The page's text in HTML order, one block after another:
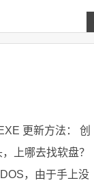
更新方法： 创
上哪去找软盘？
，由于手上没